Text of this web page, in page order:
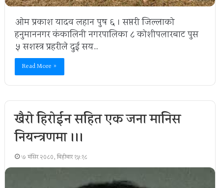
ओम प्रकाश यादव लहान पुष ६ । सप्तरी जिल्लाको
हनुमाननगर कंकालिनी नगरपालिका ८ कोशीपलारबाट पुस
५ सशस्त्र प्रहरीले दुई सय…
Read More »
खैरो हिरोईन सहित एक जना मानिस
नियन्त्रणमा ।।।
७ मंसिर २०८०, बिहीबार १५:१८